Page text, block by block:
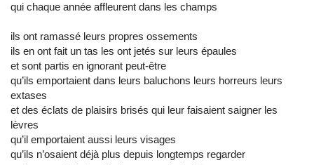
qui chaque année affleurent dans les champs
ils ont ramassé leurs propres ossements
ils en ont fait un tas les ont jetés sur leurs épaules
et sont partis en ignorant peut-être
qu’ils emportaient dans leurs baluchons leurs horreurs leurs
extases
et des éclats de plaisirs brisés qui leur faisaient saigner les
lèvres
qu’il emportaient aussi leurs visages
qu’ils n’osaient déjà plus depuis longtemps regarder